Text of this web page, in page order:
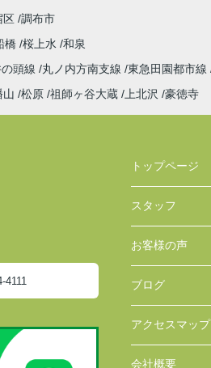
区 調布市
橋 桜上水 和泉
頭線 丸ノ内方南支線 東急田園都市線
山 松原 祖師ヶ谷大蔵 上北沢 豪徳寺
4111
トップページ
スタッフ
お客様の声
ブログ
アクセスマップ
会社概要